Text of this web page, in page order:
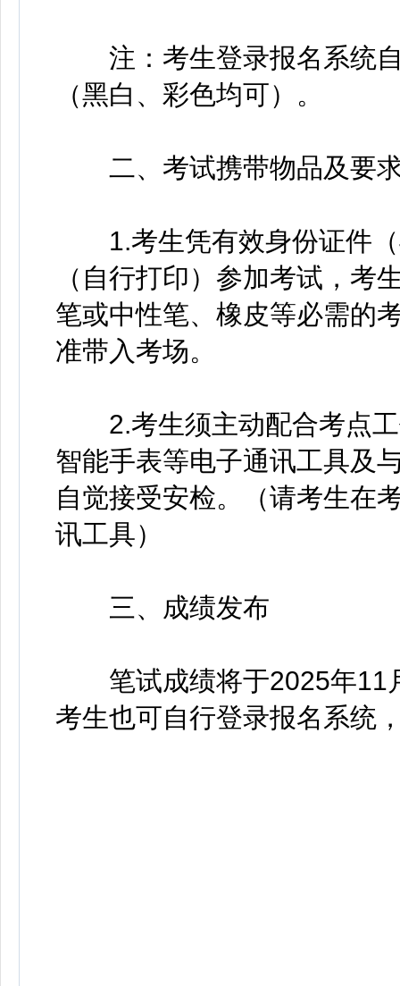
注：考生登录报名系统自
（黑白、彩色均可）。
二、考试携带物品及要
1.考生凭有效身份证件（
（自行打印）参加考试，考
笔或中性笔、橡皮等必需的
准带入考场。
2.考生须主动配合考点工
智能手表等电子通讯工具及
自觉接受安检。（请考生在
讯工具）
三、成绩发布
笔试成绩将于2025年11
考生也可自行登录报名系统